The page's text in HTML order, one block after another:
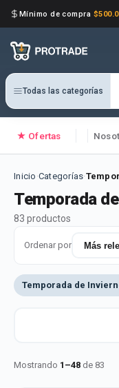
Mínimo de compra
Todas las categorías
★ Ofertas
Inicio ·Categorías·
Temporada
83 productos
Ordenar por
Temporada de
Mostrando 1 –48 de 83